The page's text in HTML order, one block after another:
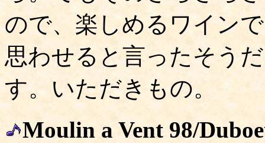
ので、楽しめるワイン
思わせると言ったそう
す。いただきもの。
Moulin a Vent 98/